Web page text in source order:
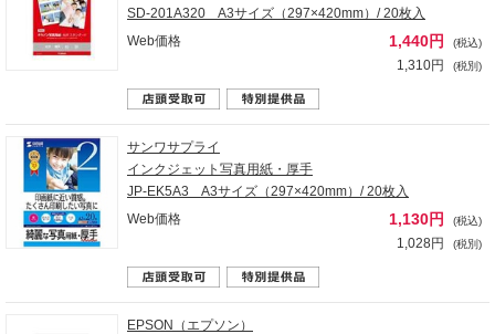
SD-201A320 A3サイズ（297×420mm）/ 20枚入
Web価格
1,440円 (税込)
1,310円 (税別)
サンワサプライ
インクジェット写真用紙・厚手
JP-EK5A3 A3サイズ（297×420mm）/ 20枚入
Web価格
1,130円 (税込)
1,028円 (税別)
EPSON（エプソン）